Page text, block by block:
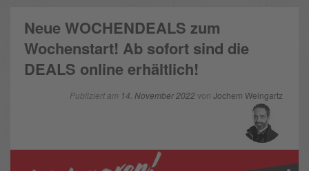
Neue WOCHENDEALS zum
Wochenstart! Ab sofort sind die
DEALS online erhältlich!
Publiziert am 14. November 2022von Jochem Weingartz